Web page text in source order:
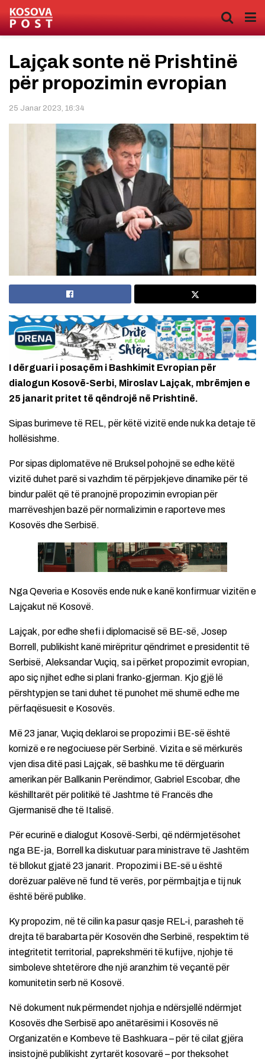
Lajçak sonte në Prishtinë
për propozimin evropian
25 Janar 2023, 16:34
I dërguari i posaçëm i Bashkimit Evropian për
dialogun Kosovë-Serbi, Miroslav Lajçak, mbrëmjen e
25 janarit pritet të qëndrojë në Prishtinë.
Sipas burimeve të REL, për këtë vizitë ende nuk ka detaje të
hollësishme.
Por sipas diplomatëve në Bruksel pohojnë se edhe këtë
vizitë duhet parë si vazhdim të përpjekjeve dinamike për të
bindur palët që të pranojnë propozimin evropian për
marrëveshjen bazë për normalizimin e raporteve mes
Kosovës dhe Serbisë.
Nga Qeveria e Kosovës ende nuk e kanë konfirmuar vizitën e
Lajçakut në Kosovë.
Lajçak, por edhe shefi i diplomacisë së BE-së, Josep
Borrell, publikisht kanë mirëpritur qëndrimet e presidentit të
Serbisë, Aleksandar Vuçiq, sa i përket propozimit evropian,
apo siç njihet edhe si plani franko-gjerman. Kjo gjë lë
përshtypjen se tani duhet të punohet më shumë edhe me
përfaqësuesit e Kosovës.
Më 23 janar, Vuçiq deklaroi se propozimi i BE-së është
kornizë e re negociuese për Serbinë. Vizita e së mërkurës
vjen disa ditë pasi Lajçak, së bashku me të dërguarin
amerikan për Ballkanin Perëndimor, Gabriel Escobar, dhe
këshilltarët për politikë të Jashtme të Francës dhe
Gjermanisë dhe të Italisë.
Për ecurinë e dialogut Kosovë-Serbi, që ndërmjetësohet
nga BE-ja, Borrell ka diskutuar para ministrave të Jashtëm
të bllokut gjatë 23 janarit. Propozimi i BE-së u është
dorëzuar palëve në fund të verës, por përmbajtja e tij nuk
është bërë publike.
Ky propozim, në të cilin ka pasur qasje REL-i, parasheh të
drejta të barabarta për Kosovën dhe Serbinë, respektim të
integritetit territorial, paprekshmëri të kufijve, njohje të
simboleve shtetërore dhe një aranzhim të veçantë për
komunitetin serb në Kosovë.
Në dokument nuk përmendet njohja e ndërsjellë ndërmjet
Kosovës dhe Serbisë apo anëtarësimi i Kosovës në
Organizatën e Kombeve të Bashkuara – për të cilat gjëra
insistojnë publikisht zyrtarët kosovarë – por theksohet